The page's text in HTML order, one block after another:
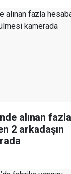
alınan fazla
2 arkadaşın